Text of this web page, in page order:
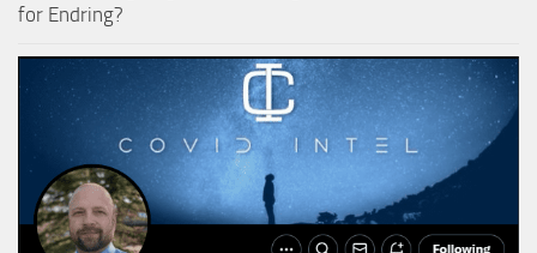
for Endring?